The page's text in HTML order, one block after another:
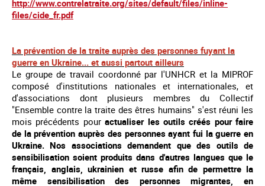
http://www.contrelatraite.org/sites/default/files/inline-
files/cide_fr.pdf
La prévention de la traite auprès des personnes fuyant la
guerre en Ukraine... et aussi partout ailleurs
Le groupe de travail coordonné par l'UNHCR et la MIPROF
composé d'institutions nationales et internationales, et
d'associations dont plusieurs membres du Collectif
"Ensemble contre la traite des êtres humains" s'est réuni les
mois précédents pouractualiser les outils créés pour faire
de la prévention auprès des personnes ayant fui la guerre en
Ukraine. Nos associations demandent que des outils de
sensibilisation soient produits dans d'autres langues que le
français, anglais, ukrainien et russe afin de permettre la
même sensibilisation des personnes migrantes, en